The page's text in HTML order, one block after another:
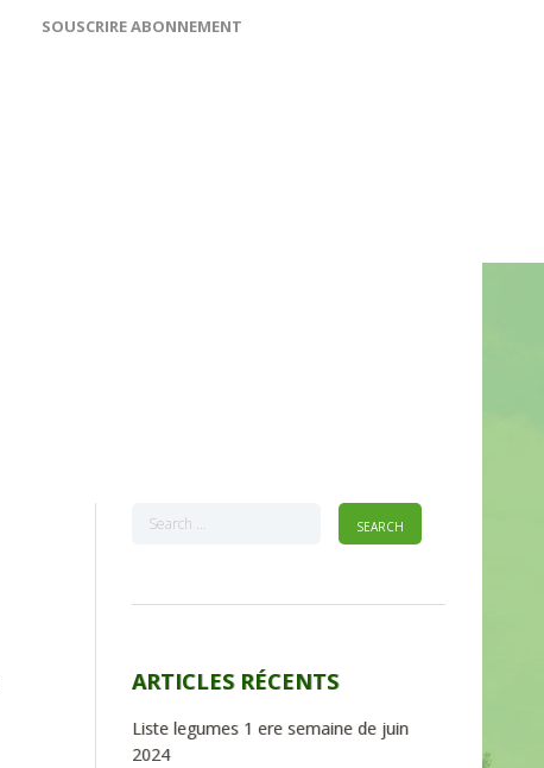
SOUSCRIRE ABONNEMENT
ARTICLES RÉCENTS
Liste legumes 1 ere semaine de juin
2024